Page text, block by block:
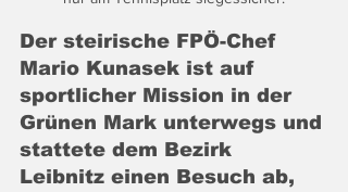
Der steirische FPÖ-Chef
Mario Kunasek ist auf
sportlicher Mission in der
Grünen Mark unterwegs und
stattete dem Bezirk
Leibnitz einen Besuch ab,